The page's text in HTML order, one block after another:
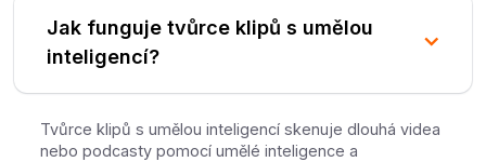
Jak funguje tvůrce klipů s umělou
inteligencí?
Tvůrce klipů s umělou inteligencí skenuje dlouhá videa
nebo podcasty pomocí umělé inteligence a